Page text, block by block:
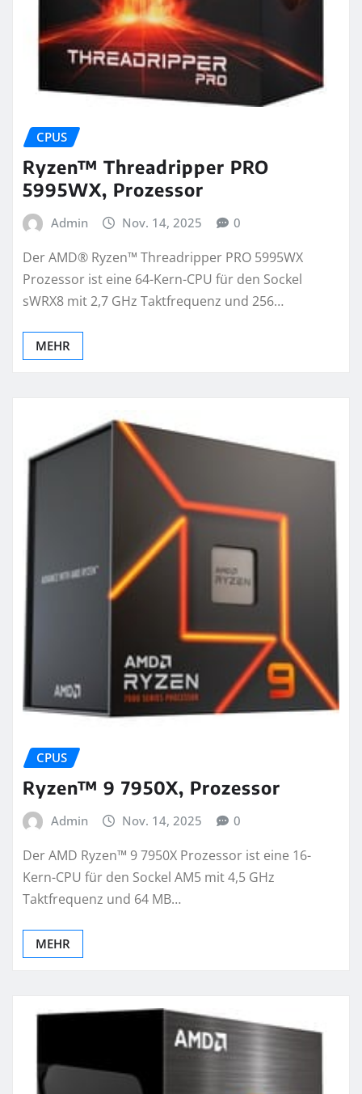
CPUS
Ryzen™ Threadripper PRO
5995WX, Prozessor
Admin Nov. 14, 2025 0
Der AMD® Ryzen™ Threadripper PRO 5995WX
Prozessor ist eine 64-Kern-CPU für den Sockel
sWRX8 mit 2,7 GHz Taktfrequenz und 256…
MEHR
CPUS
Ryzen™ 9 7950X, Prozessor
Admin Nov. 14, 2025 0
Der AMD Ryzen™ 9 7950X Prozessor ist eine 16-
Kern-CPU für den Sockel AM5 mit 4,5 GHz
Taktfrequenz und 64 MB…
MEHR